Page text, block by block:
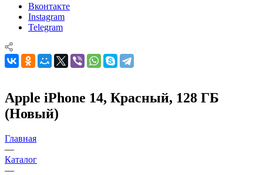
Вконтакте
Instagram
Telegram
Apple iPhone 14, Красный, 128 ГБ
(Новый)
Главная
—
Каталог
—